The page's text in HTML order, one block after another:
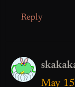
Reply
May